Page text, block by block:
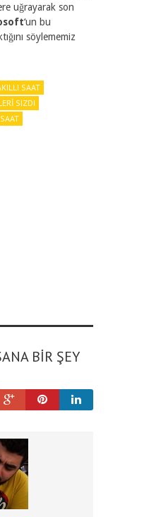
uğrayarak son
‘un bu
söylememiz
SAAT
SIZDI
BIR ŞEY